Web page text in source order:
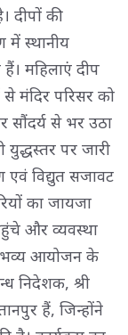
दीपों की
में स्थानीय
महिलाएं दीप
मंदिर परिसर को
सौंदर्य से भर उठा
पर जारी
एवं विद्युत सजावट
का जायजा
और व्यवस्था
भव्य आयोजन के
निदेशक, श्री
हैं, जिन्होंने